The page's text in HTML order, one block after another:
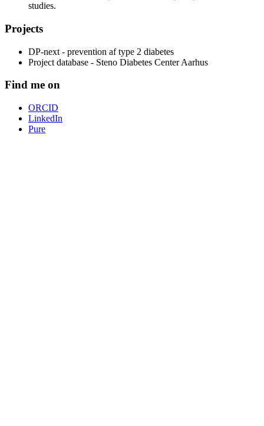
studies.
Projects
DP-next - prevention af type 2 diabetes
Project database - Steno Diabetes Center Aarhus
Find me on
ORCID
LinkedIn
Pure